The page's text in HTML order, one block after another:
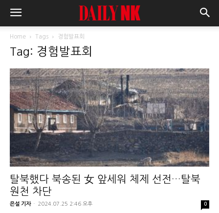
Home Tags 경험발표회
Tag: 경험발표회
탈북했다 북송된 女 앞세워 체제 선전…탈북
원천 차단
은설 기자 - 2024.07.25 2:46 오후 0